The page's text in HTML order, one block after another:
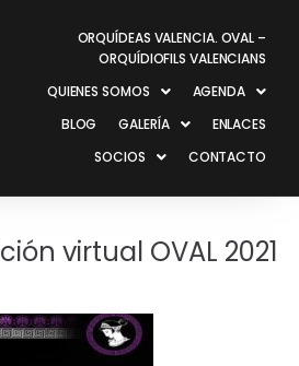
ORQUÍDEAS VALENCIA. OVAL –
ORQUÍDIOFILS VALENCIANS
QUIENES SOMOS
AGENDA
BLOG
GALERÍA
ENLACES
SOCIOS
CONTACTO
virtual OVAL 2021